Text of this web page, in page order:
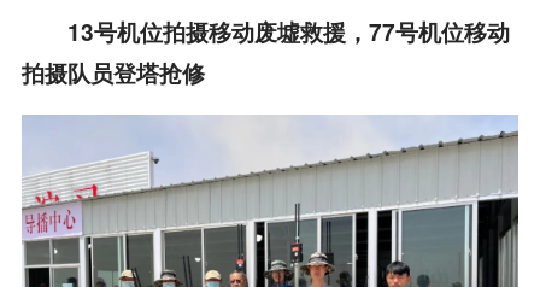
13号机位拍摄移动废墟救援，77号机位移动
拍摄队员登塔抢修